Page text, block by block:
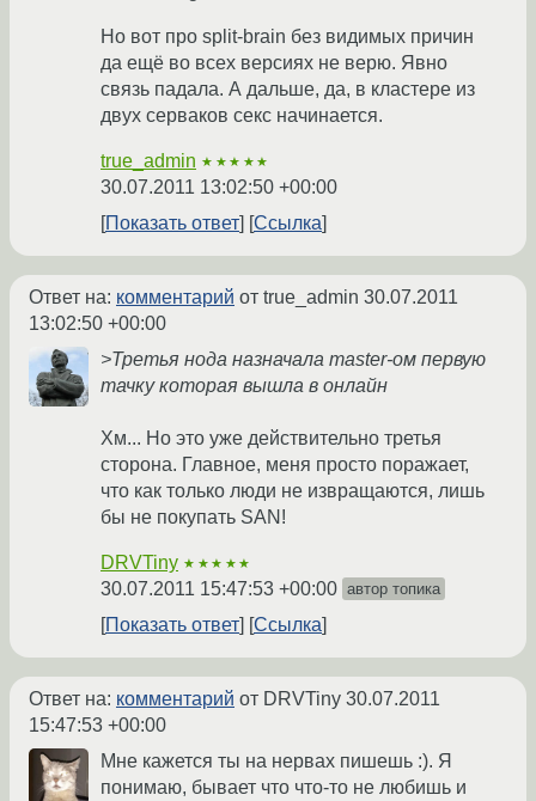
Но вот про split-brain без видимых причин
да ещё во всех версиях не верю. Явно
связь падала. А дальше, да, в кластере из
двух серваков секс начинается.
true_admin ★★★★★
30.07.2011 13:02:50 +00:00
Показать ответ
Ссылка
Ответ на: комментарий от true_admin 30.07.2011
13:02:50 +00:00
>Третья нода назначала master-ом первую
тачку которая вышла в онлайн
Хм... Но это уже действительно третья
сторона. Главное, меня просто поражает,
что как только люди не извращаются, лишь
бы не покупать SAN!
DRVTiny ★★★★★
30.07.2011 15:47:53 +00:00 автор топика
Показать ответ Ссылка
Ответ на: комментарий от DRVTiny 30.07.2011
15:47:53 +00:00
Мне кажется ты на нервах пишешь :). Я
понимаю, бывает что что-то не любишь и